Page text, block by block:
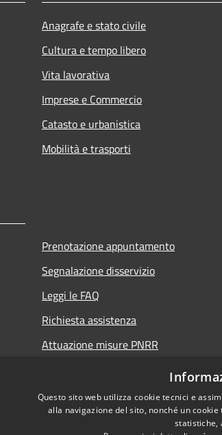
Anagrafe e stato civile
Cultura e tempo libero
Vita lavorativa
Imprese e Commercio
Catasto e urbanistica
Mobilità e trasporti
Prenotazione appuntamento
Segnalazione disservizio
Leggi le FAQ
Richiesta assistenza
Attuazione misure PNRR
Questo sito web utilizza cookie tecnici e
alla navigazione del sito, nonché un
statistiche,